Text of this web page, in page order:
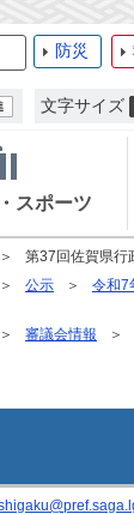
防災
文字サイズ
スポーツ
第37回佐賀県行
公示 令和7
審議会情報